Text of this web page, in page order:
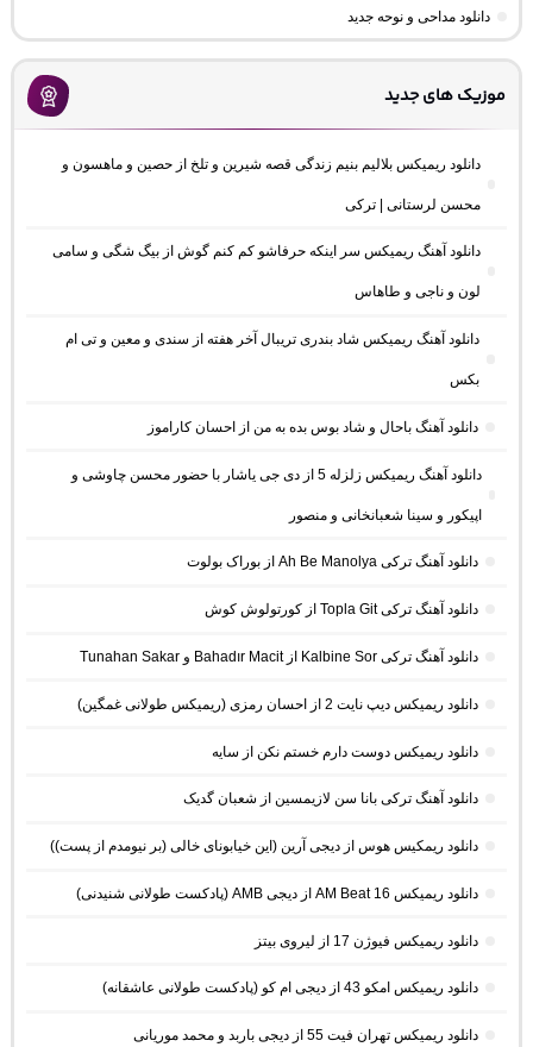
دانلود مداحی و نوحه جدید
موزیک های جدید
دانلود ریمیکس بلالیم بنیم زندگی قصه شیرین و تلخ از حصین و ماهسون و
محسن لرستانی | ترکی
دانلود آهنگ ریمیکس سر اینکه حرفاشو کم کنم گوش از بیگ شگی و سامی
لون و ناجی و طاهاس
دانلود آهنگ ریمیکس شاد بندری تریبال آخر هفته از سندی و معین و تی ام
بکس
دانلود آهنگ باحال و شاد بوس بده به من از احسان کاراموز
دانلود آهنگ ریمیکس زلزله 5 از دی جی یاشار با حضور محسن چاوشی و
اپیکور و سینا شعبانخانی و منصور
دانلود آهنگ ترکی Ah Be Manolya از بوراک بولوت
دانلود آهنگ ترکی Topla Git از کورتولوش کوش
دانلود آهنگ ترکی Kalbine Sor از Bahadır Macit و Tunahan Sakar
دانلود ریمیکس دیپ نایت 2 از احسان رمزی (ریمیکس طولانی غمگین)
دانلود ریمیکس دوست دارم خستم نکن از سایه
دانلود آهنگ ترکی بانا سن لازیمسین از شعبان گدیک
دانلود ریمکیس هوس از دیجی آرین (این خیابونای خالی (بر نیومدم از پست))
دانلود ریمیکس AM Beat 16 از دیجی AMB (پادکست طولانی شنیدنی)
دانلود ریمیکس فیوژن 17 از لیروی بیتز
دانلود ریمیکس امکو 43 از دیجی ام کو (پادکست طولانی عاشقانه)
دانلود ریمیکس تهران فیت 55 از دیجی باربد و محمد موریانی